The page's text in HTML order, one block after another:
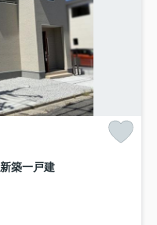
築一戸建